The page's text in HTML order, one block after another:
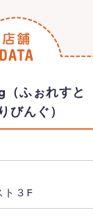
（ふぉれ
んぐ）
ト３F